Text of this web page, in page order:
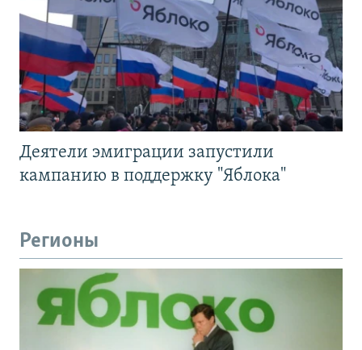
Деятели эмиграции запустили
кампанию в поддержку "Яблока"
Регионы